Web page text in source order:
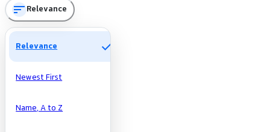
تومان
Manufacturers
sortRelevance
Relevance check
Newest First
Name, A to Z